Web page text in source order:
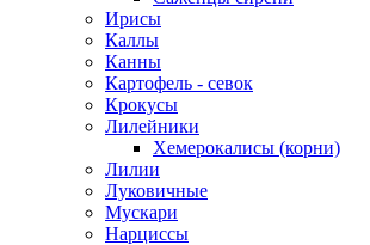
Ирисы
Каллы
Канны
Картофель - севок
Крокусы
Лилейники
Хемерокалисы (корни)
Лилии
Луковичные
Мускари
Нарциссы